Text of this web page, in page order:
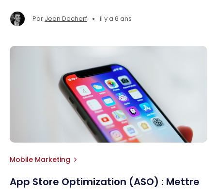
précédents avec quelques éclairages pour
l’accompagner.
Par Jean Decherf • il y a 6 ans
Mobile Marketing
App Store Optimization (ASO) : Mettre